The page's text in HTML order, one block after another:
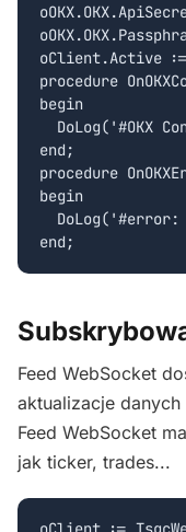
oClient.Active
procedure
begin
DoLog('#OKX
end;
procedure
begin
DoLog('#error:
Feed WebSocket
aktualizacje
Feed WebSocket
jak ticker, trades...